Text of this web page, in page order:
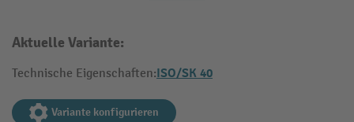
Aktuelle Variante:
Technische Eigenschaften:ISO/SK 40
Variante konfigurieren